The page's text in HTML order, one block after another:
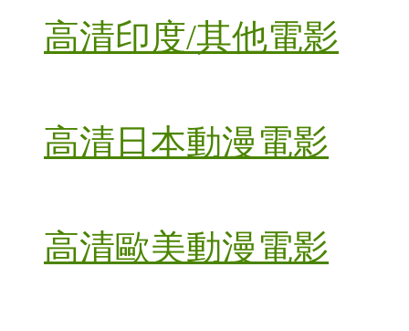
高清印度/其他電影
高清日本動漫電影
高清歐美動漫電影